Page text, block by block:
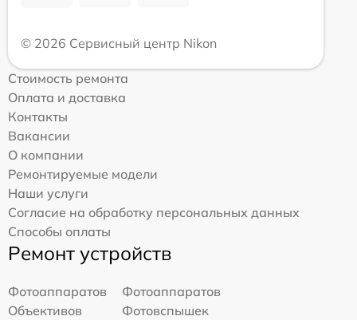
© 2026 Сервисный центр Nikon
Стоимость ремонта
Оплата и доставка
Контакты
Вакансии
О компании
Ремонтируемые модели
Наши услуги
Согласие на обработку персональных данных
Способы оплаты
Ремонт устройств
Фотоаппаратов
Фотоаппаратов
Объективов
Фотовспышек